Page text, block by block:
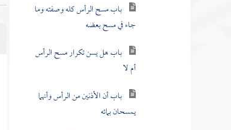
باب مسح الرأس كله وصفته وما
جاء في مسح بعضه
باب هل يسن تكرار مسح الرأس
أم لا
باب أن الأذنين من الرأس وأنهما
يمسحان بمائه